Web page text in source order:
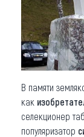
В памяти
как
селекционер
популяризатор